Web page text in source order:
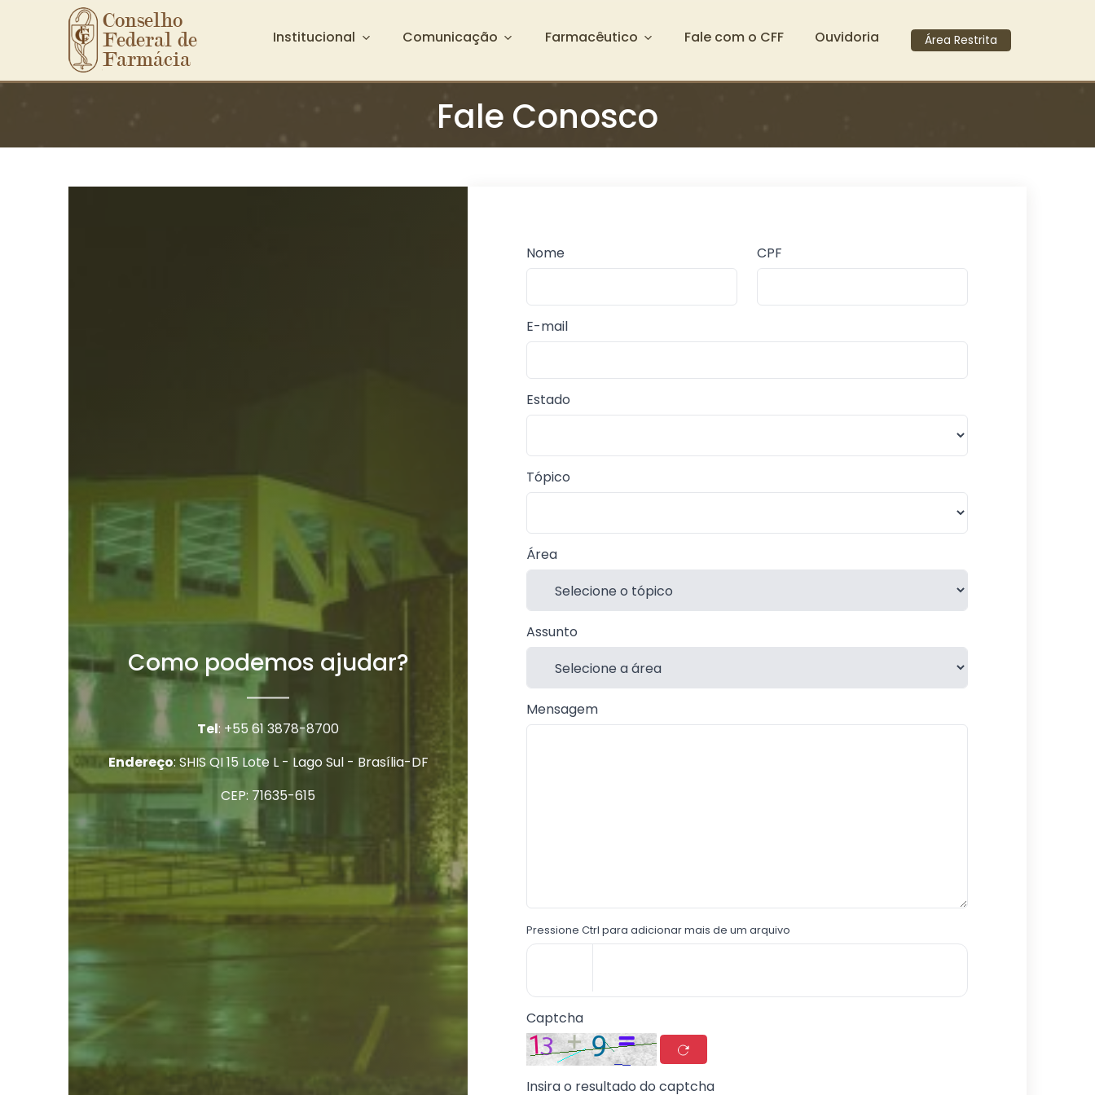
Ir para o conteúdo principal
Conselho
Federal de
Farmácia
Institucional Comunicação Farmacêutico Fale com o CFF Ouvidoria Área Restrita
Fale Conosco
Como podemos ajudar?
Tel: +55 61 3878-8700
Endereço: SHIS QI 15 Lote L - Lago Sul - Brasília-DF
CEP: 71635-615
Nome CPF
E-mail
Estado
Tópico
Área
Assunto
Mensagem
Pressione Ctrl para adicionar mais de um arquivo
Captcha
Insira o resultado do captcha